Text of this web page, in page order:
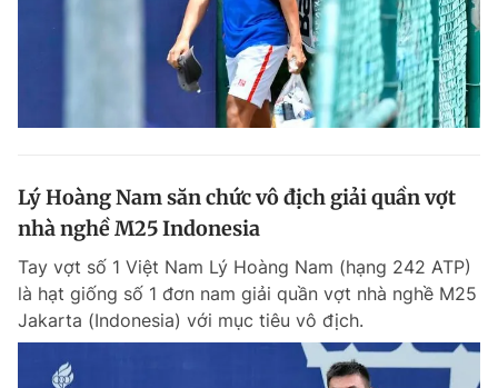
Lý Hoàng Nam săn chức vô địch giải quần vợt
nhà nghề M25 Indonesia
Tay vợt số 1 Việt Nam Lý Hoàng Nam (hạng 242 ATP)
là hạt giống số 1 đơn nam giải quần vợt nhà nghề M25
Jakarta (Indonesia) với mục tiêu vô địch.